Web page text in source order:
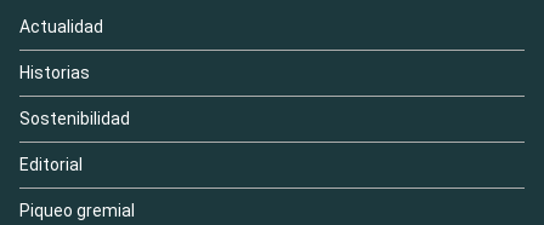
Actualidad
Historias
Sostenibilidad
Editorial
Piqueo gremial